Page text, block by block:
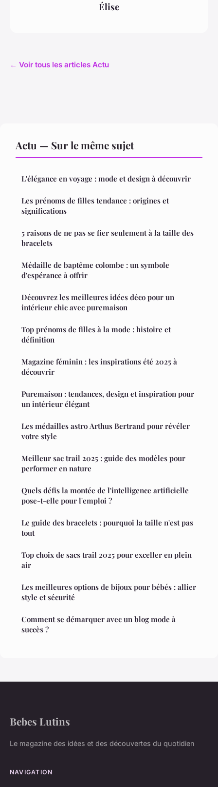
Élise
← Voir tous les articles Actu
Actu — Sur le même sujet
L'élégance en voyage : mode et design à découvrir
Les prénoms de filles tendance : origines et
significations
5 raisons de ne pas se fier seulement à la taille des
bracelets
Médaille de baptême colombe : un symbole
d'espérance à offrir
Découvrez les meilleures idées déco pour un
intérieur chic avec puremaison
Top prénoms de filles à la mode : histoire et
définition
Magazine féminin : les inspirations été 2025 à
découvrir
Puremaison : tendances, design et inspiration pour
un intérieur élégant
Les médailles astro Arthus Bertrand pour révéler
votre style
Meilleur sac trail 2025 : guide des modèles pour
performer en nature
Quels défis la montée de l'intelligence artificielle
pose-t-elle pour l'emploi ?
Le guide des bracelets : pourquoi la taille n'est pas
tout
Top choix de sacs trail 2025 pour exceller en plein
air
Les meilleures options de bijoux pour bébés : allier
style et sécurité
Comment se démarquer avec un blog mode à
succès ?
Bebes Lutins
Le magazine des idées et des découvertes du quotidien
NAVIGATION